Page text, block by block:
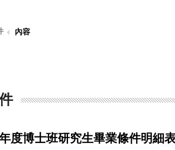
內容
年度博士班研究生畢業條件明細